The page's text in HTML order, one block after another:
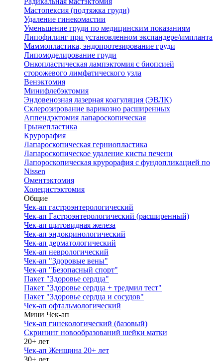
Мастопексия (подтяжка груди)
Удаление гинекомастии
Уменьшение груди по медицинским показаниям
Липофилинг при установленном экспандере/импланта
Маммопластика, эндопротезирование груди
Липомоделирование груди
Онкопластическая лампэктомия с биопсией
сторожевого лимфатического узла
Венэктомия
Минифлебэктомия
Эндовенозная лазерная коагуляция (ЭВЛК)
Склерозирование варикозно расширенных
Аппендэктомия лапароскопическая
Грыжепластика
Крурорафия
Лапароскопическая герниопластика
Лапароскопическое удаление кисты печени
Лапороскопическая крурорафия с фундопликацией по
Nissen
Оментэктомия
Холецистэктомия
Общие
Чек-ап гастроэнтерологический
Чек-ап Гастроэнтерологический (расширенный)
Чек-ап щитовидная железа
Чек-ап эндокринологический
Чек-ап дерматологический
Чек-ап неврологический
Чек-ап "Здоровые вены"
Чек-ап "Безопасный спорт"
Пакет "Здоровье сердца"
Пакет "Здоровье сердца + тредмил тест"
Пакет "Здоровье сердца и сосудов"
Чек-ап офтальмологический
Мини Чек-ап
Чек-ап гинекологический (базовый)
Скрининг новообразований шейки матки
20+ лет
Чек-ап Женщина 20+ лет
30+ лет